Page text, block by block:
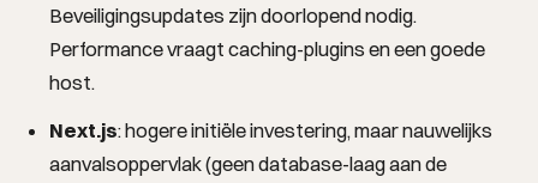
Beveiligingsupdates zijn doorlopend nodig.
Performance vraagt caching-plugins en een goede
host.
Next.js: hogere initiële investering, maar nauwelijks
aanvalsoppervlak (geen database-laag aan de